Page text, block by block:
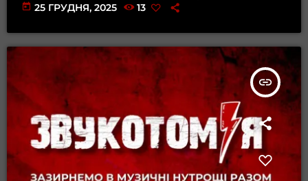
today 25 ГРУДНЯ, 2025 13
insert_link